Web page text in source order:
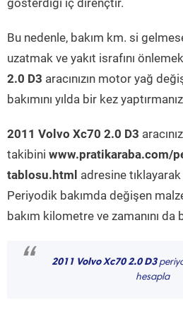
gösterdiği iç dirençtir.
Bu nedenle, bakım km. si
uzatmak ve yakıt israfını
2.0 D3 aracınızın motor yağ
bakımını yılda bir kez
2011 Volvo Xc70 2.0 D3
takibini www.pratikaraba.com/
tablosu.html adresine
Periyodik bakımda değişen
bakım kilometre ve zamanını
“ 2011 Volvo Xc70 2.0 D3
hesapla